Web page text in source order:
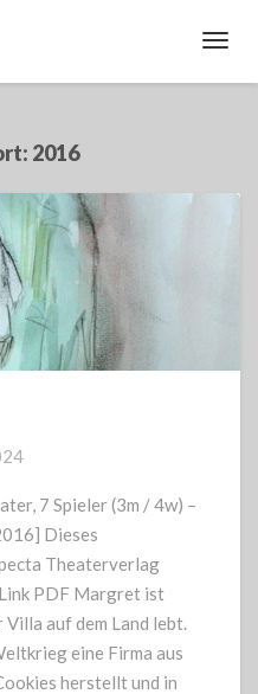
2016
7 Spieler (3m / 4w) –
Dieses
Theaterverlag
PDF Margret ist
auf dem Land lebt.
eine Firma aus
herstellt und in